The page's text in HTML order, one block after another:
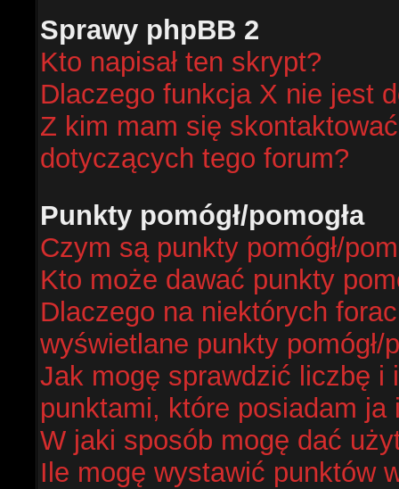
Sprawy phpBB 2
Kto napisał ten skrypt?
Dlaczego funkcja X nie jest
Z kim mam się
dotyczących tego forum?
Punkty pomógł/pomogła
Czym są punkty pomógł/
Kto może dawać punkty
Dlaczego na niektórych
wyświetlane punkty pomógł/
Jak mogę sprawdzić liczbę i
punktami, które posiadam
W jaki sposób mogę dać
Ile mogę wystawić punktów